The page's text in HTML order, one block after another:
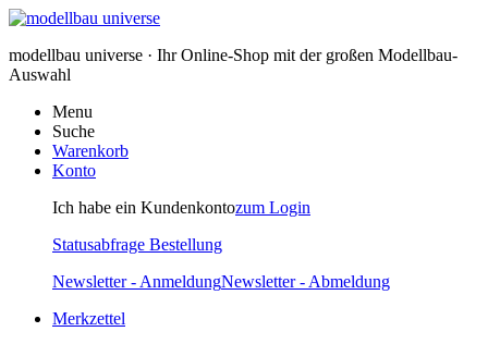
modellbau universe · Ihr Online-Shop mit der großen Modellbau-
Auswahl
Menu
Suche
Warenkorb
Konto
Ich habe ein Kundenkontozum Login
Statusabfrage Bestellung
Newsletter - AnmeldungNewsletter - Abmeldung
Merkzettel